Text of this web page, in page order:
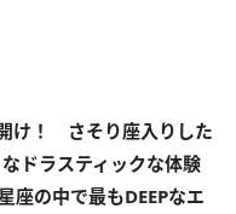
け！ さそり座入りした
ドラスティックな体験
座の中で最もDEEPなエ